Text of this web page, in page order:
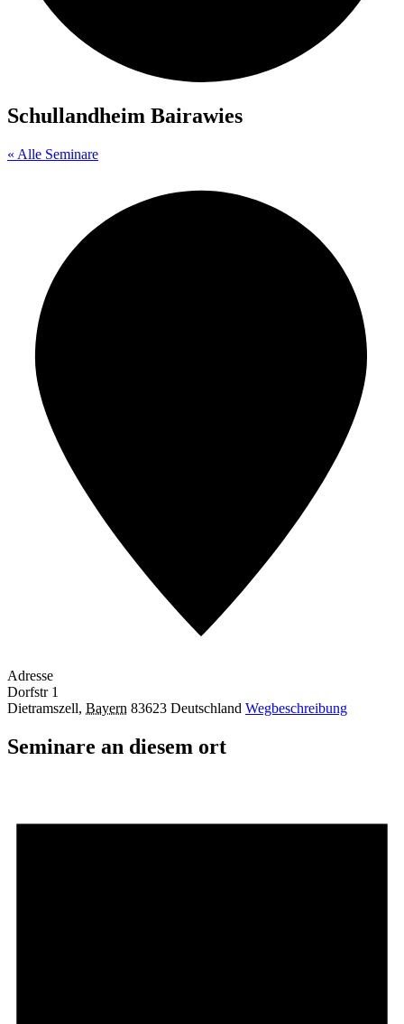
Schullandheim Bairawies
« Alle Seminare
Adresse
Dorfstr 1
Dietramszell, Bayern 83623 Deutschland Wegbeschreibung
Seminare an diesem ort